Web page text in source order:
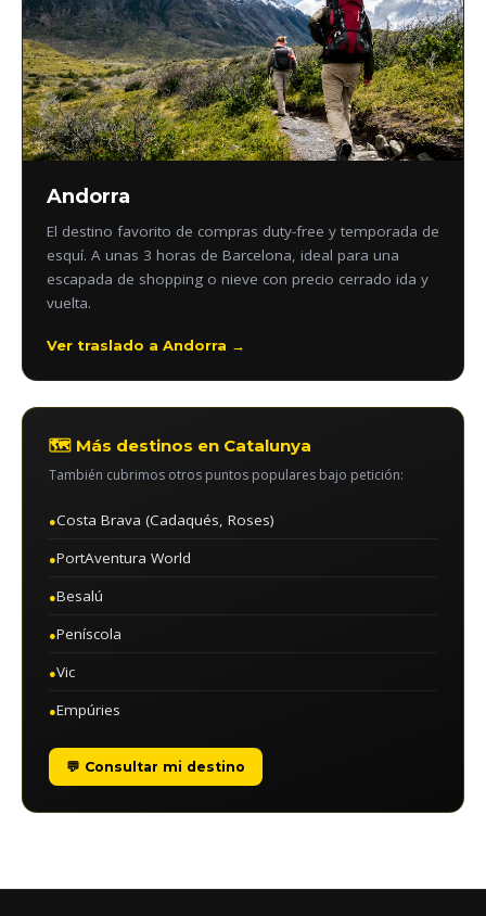
Andorra
El destino favorito de compras duty-free y temporada de
esquí. A unas 3 horas de Barcelona, ideal para una
escapada de shopping o nieve con precio cerrado ida y
vuelta.
Ver traslado a Andorra →
🗺️ Más destinos en Catalunya
También cubrimos otros puntos populares bajo petición:
●Costa Brava (Cadaqués, Roses)
●PortAventura World
●Besalú
●Peníscola
●Vic
●Empúries
💬 Consultar mi destino